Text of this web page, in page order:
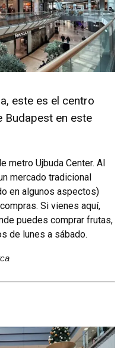
este es el centro
Budapest en este
metro Ujbuda Center. Al
mercado tradicional
en algunos aspectos)
Si vienes aquí,
puedes comprar frutas,
de lunes a sábado.